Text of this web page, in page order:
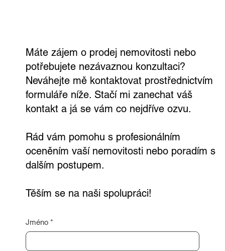
Máte zájem o prodej nemovitosti nebo
potřebujete nezávaznou konzultaci?
Neváhejte mě kontaktovat prostřednictvím
formuláře níže. Stačí mi zanechat váš
kontakt a já se vám co nejdříve ozvu.
Rád vám pomohu s profesionálním
oceněním vaší nemovitosti nebo poradím s
dalším postupem.
Těším se na naši spolupráci!
Jméno *